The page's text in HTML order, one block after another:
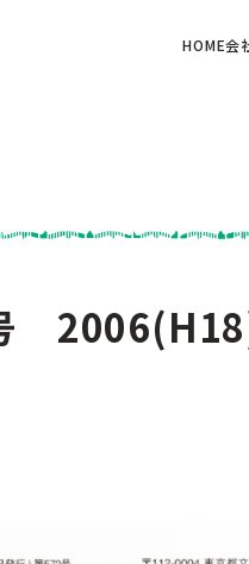
HOME会